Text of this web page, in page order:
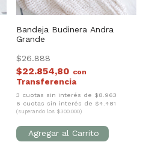
Bandeja Budinera Andra
Grande
$26.888
$22.854,80 con
3 cuotas sin interés de $8.963
6 cuotas sin interés de $4.481
(superando los $300.000)